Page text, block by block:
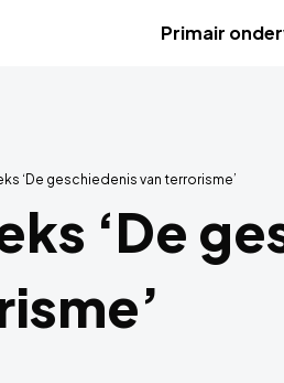
Primair
‘De geschiedenis van terrorisme’
‘De